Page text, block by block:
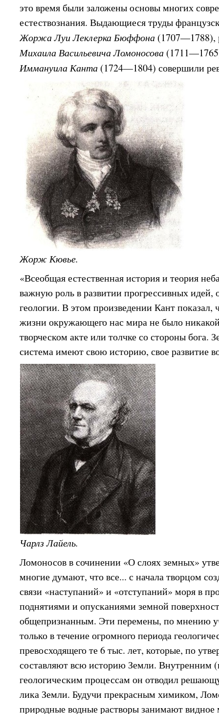
это время были заложены основы многих
естествознания. Выдающиеся труды
Жоржа Луи Леклерка Бюффона (1707—1788),
Михаила Васильевича Ломоносова
Иммануила Канта (1724—1804) совершили
Жорж Кювье.
«Всеобщая естественная история и теория
важную роль в развитии прогрессивных идей,
геологии. В этом произведении Кант показал,
жизни окружающего нас мира не было
творческом акте или толчке со стороны бога.
система имеют свою историю, свое развитие
Чарлз Лайель.
Ломоносов в сочинении «О слоях земных»
многие думают, что все... с начала творцом
связи «наступаний» и «отступаний» моря в
поднятиями и опусканиями земной
общепризнанным. Эти перемены, по мнению
только в течение огромного периода
превосходящего те 6 тыс. лет, которые, по
составляют всю историю Земли. Внутренним
геологическим процессам он отводил
лика Земли. Будучи прекрасным химиком,
природные водные растворы занимают видное